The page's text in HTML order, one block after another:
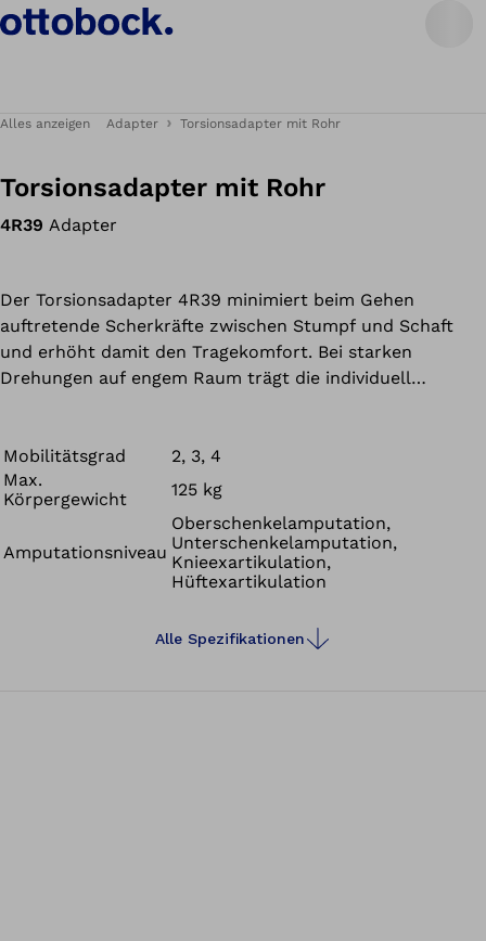
Alles anzeigen Adapter Torsionsadapter mit Rohr
Torsionsadapter mit Rohr
4R39 Adapter
Der Torsionsadapter 4R39 minimiert beim Gehen
auftretende Scherkräfte zwischen Stumpf und Schaft
und erhöht damit den Tragekomfort. Bei starken
Drehungen auf engem Raum trägt die individuell
wirkt somit dem Entstehen von Folgeschäden entgegen.
Mobilitätsgrad
2, 3, 4
Max.
Körpergewicht
125 kg
Amputationsniveau
Oberschenkelamputation,
Unterschenkelamputation,
Knieexartikulation,
Hüftexartikulation
Alle Spezifikationen